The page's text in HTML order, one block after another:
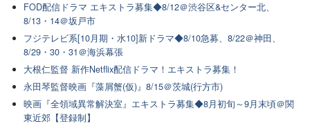
FOD配信ドラマ エキストラ募集◆8/12＠渋谷区&センター北、
8/13・14＠坂戸市
フジテレビ系[10月期・水10]新ドラマ◆8/10急募、8/22＠神田、
8/29・30・31＠海浜幕張
大根仁監督 新作Netflix配信ドラマ！エキストラ募集！
永田琴監督映画『藻屑蟹(仮)』8/15＠茨城(行方市)
映画『全領域異常解決室』エキストラ募集◆8月初旬～9月末頃＠関
東近郊【登録制】